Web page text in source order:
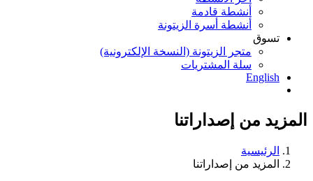
أنشطة قادمة
أنشطة أسرة الزيتونة
تسوق
متجر الزيتونة (النسخة الإلكترونية)
سلة المشتريات
English
المزيد من إصداراتنا
الرئيسية
المزيد من إصداراتنا